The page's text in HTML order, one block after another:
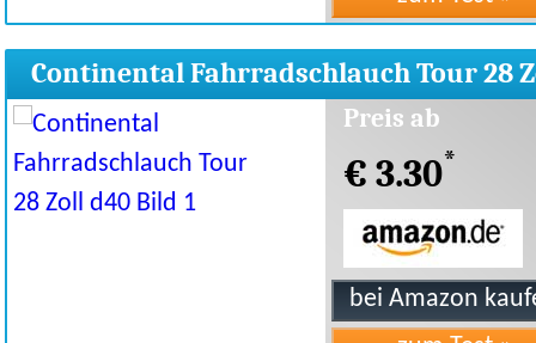
Continental Fahrradschlauch Tour 28
d40
Preis ab
€ 3.30*